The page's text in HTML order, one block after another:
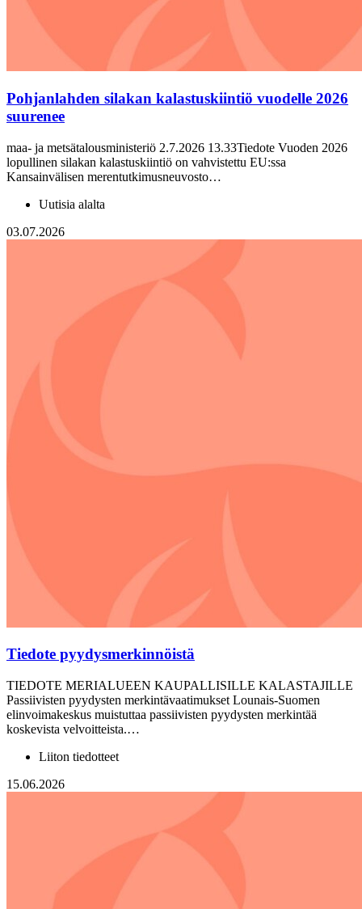
Pohjanlahden silakan kalastuskiintiö vuodelle 2026
suurenee
maa- ja metsätalousministeriö 2.7.2026 13.33Tiedote Vuoden 2026
lopullinen silakan kalastuskiintiö on vahvistettu EU:ssa
Kansainvälisen merentutkimusneuvosto…
Uutisia alalta
03.07.2026
Tiedote pyydysmerkinnöistä
TIEDOTE MERIALUEEN KAUPALLISILLE KALASTAJILLE
Passiivisten pyydysten merkintävaatimukset Lounais-Suomen
elinvoimakeskus muistuttaa passiivisten pyydysten merkintää
koskevista velvoitteista.…
Liiton tiedotteet
15.06.2026